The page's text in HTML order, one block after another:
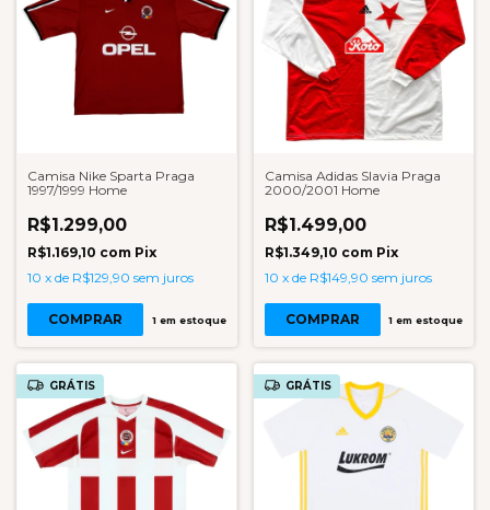
Camisa Nike Sparta Praga
1997/1999 Home
R$1.299,00
R$1.169,10 com Pix
10 x de R$129,90 sem juros
COMPRAR 1em estoque
Camisa Adidas Slavia Praga
2000/2001 Home
R$1.499,00
R$1.349,10 com Pix
10 x de R$149,90 sem juros
COMPRAR 1 em estoque
GRÁTIS GRÁTIS